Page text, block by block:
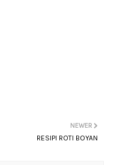
NEWER
RESIPI ROTI BOYAN